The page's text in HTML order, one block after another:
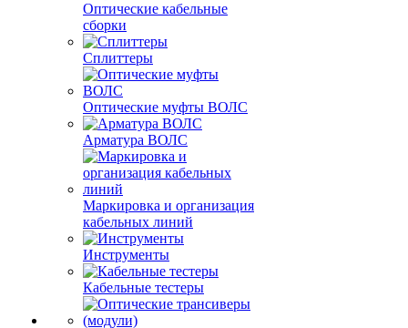
Оптические кабельные
сборки
Сплиттеры
Оптические муфты ВОЛС
Арматура ВОЛС
Маркировка и организация
кабельных линий
Инструменты
Кабельные тестеры